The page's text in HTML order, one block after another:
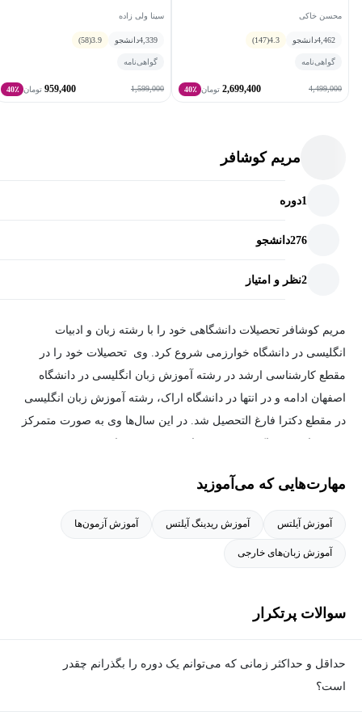
محسن خاکی
4,462دانشجو 4.3
(147)
گواهی‌نامه
4,499,000
2,699,400 تومان 40٪
سینا ولی زاده
4,339دانشجو 3.9
(58)
گواهی‌نامه
1,599,000
959,400 تومان 40٪
مریم کوشافر
1دوره
276دانشجو
2نظر و امتیاز
مریم کوشافر تحصیلات دانشگاهی خود را با رشته زبان و ادبیات
انگلیسی در دانشگاه خوارزمی شروع کرد. وی تحصیلات خود را در
مقطع کارشناسی ارشد در رشته آموزش زبان انگلیسی در دانشگاه
اصفهان ادامه و در انتها در دانشگاه اراک، رشته آموزش زبان انگلیسی
در مقطع دکترا فارغ التحصیل شد. در این سال‌ها وی به صورت متمرکز
سال‌های اخیر، فعالیت کاری خود را بطور خاص در زمینه آیلتس ادامه
مهارت‌هایی که می‌آموزید
آموزش آیلتس آموزش ریدینگ آیلتس آموزش آزمون‌ها
آموزش زبان‌های خارجی
سوالات پرتکرار
حداقل و حداکثر زمانی که می‌توانم یک دوره را بگذرانم چقدر
است؟